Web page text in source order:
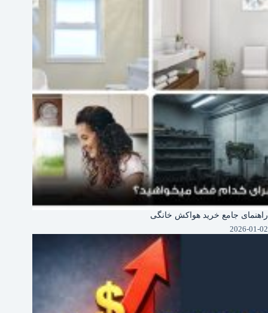
راهنمای جامع خرید هواکش خانگی
2026-01-02